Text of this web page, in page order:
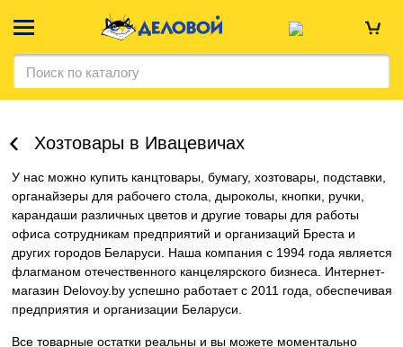
Хозтовары в Ивацевичах
У нас можно купить канцтовары, бумагу, хозтовары, подставки,
органайзеры для рабочего стола, дыроколы, кнопки, ручки,
карандаши различных цветов и другие товары для работы
офиса сотрудникам предприятий и организаций Бреста и
других городов Беларуси. Наша компания c 1994 года является
флагманом отечественного канцелярского бизнеса. Интернет-
магазин Delovoy.by успешно работает с 2011 года, обеспечивая
предприятия и организации Беларуси.
Все товарные остатки реальны и вы можете моментально